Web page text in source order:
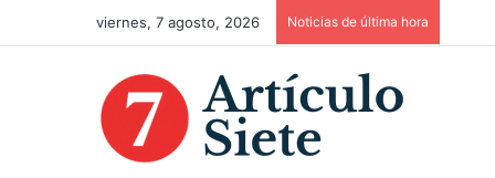
viernes, 7 agosto, 2026 Noticias de última hora